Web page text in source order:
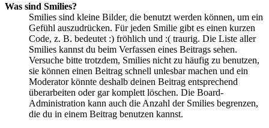
Was sind Smilies?
Smilies sind kleine Bilder, die benutzt werden können, um ein
Gefühl auszudrücken. Für jeden Smilie gibt es einen kurzen
Code, z. B. bedeutet :) fröhlich und :( traurig. Die Liste aller
Smilies kannst du beim Verfassen eines Beitrags sehen.
Versuche bitte trotzdem, Smilies nicht zu häufig zu benutzen,
sie können einen Beitrag schnell unlesbar machen und ein
Moderator könnte deshalb deinen Beitrag entsprechend
überarbeiten oder gar komplett löschen. Die Board-
Administration kann auch die Anzahl der Smilies begrenzen,
die du in einem Beitrag benutzen kannst.